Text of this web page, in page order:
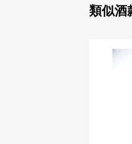
類似酒